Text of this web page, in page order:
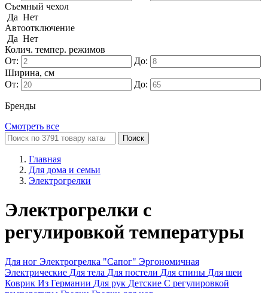
Съемный чехол
Да Нет
Автоотключение
Да Нет
Колич. темпер. режимов
От:
До:
Ширина, см
От:
До:
Бренды
Смотреть все
Поиск
Главная
Для дома и семьи
Электрогрелки
Электрогрелки с
регулировкой температуры
Для ног Электрогрелка "Сапог" Эргономичная
Электрические Для тела Для постели Для спины Для шеи
Коврик Из Германии Для рук Детские С регулировкой